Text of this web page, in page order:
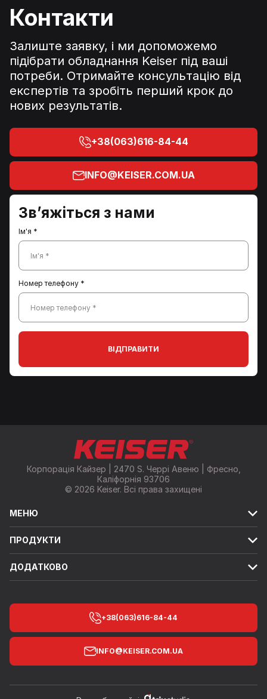
рівнів фізичної підготовки, тренажер для тяги
ширшого м'яза A400 покращує силу спини,
стабільність та загальну продуктивність.
Інтегрований з передовою технологією Keiser
A400, він відстежує показники продуктивності в
режимі реального часу та безперешкодно
синхронізується з додатком Keiser Metrics для
точної оптимізації тренувань на основі даних
Контакти
Залиште заявку, і ми допоможемо
підібрати обладнання Keiser під ваші
потреби. Отримайте консультацію від
експертів та зробіть перший крок до
нових результатів.
+38(063)616-84-44
INFO@KEISER.COM.UA
Зв’яжіться з нами
Ім'я *
Ім'я *
Номер телефону *
Номер телефону *
ВІДПРАВИТИ
Корпорація Кайзер | 2470 S. Черрі Авеню | Фресно,
Каліфорнія 93706
© 2026 Keiser. Всі права захищені
МЕНЮ
ПРОДУКТИ
ДОДАТКОВО
+38(063)616-84-44
INFO@KEISER.COM.UA